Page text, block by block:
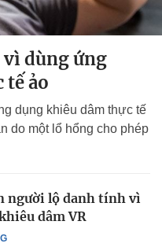
dùng ứng
tế ảo
dụng khiêu dâm thực tế
do một lổ hổng cho phép
người lộ danh tính vì
dâm VR